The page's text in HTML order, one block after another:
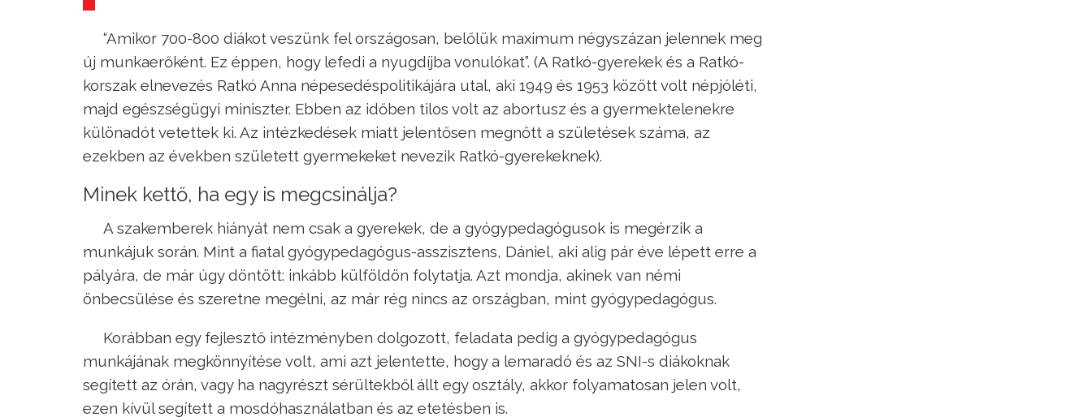
“Amikor 700-800 diákot veszünk fel országosan, belőlük maximum négyszázan jelennek meg
új munkaerőként. Ez éppen, hogy lefedi a nyugdíjba vonulókat”. (A Ratkó-gyerekek és a Ratkó-
korszak elnevezés Ratkó Anna népesedéspolitikájára utal, aki 1949 és 1953 között volt népjóléti,
majd egészségügyi miniszter. Ebben az időben tilos volt az abortusz és a gyermektelenekre
különadót vetettek ki. Az intézkedések miatt jelentősen megnőtt a születések száma, az
ezekben az években született gyermekeket nevezik Ratkó-gyerekeknek).
Minek kettő, ha egy is megcsinálja?
A szakemberek hiányát nem csak a gyerekek, de a gyógypedagógusok is megérzik a
munkájuk során. Mint a fiatal gyógypedagógus-asszisztens, Dániel, aki alig pár éve lépett erre a
pályára, de már úgy döntött: inkább külföldön folytatja. Azt mondja, akinek van némi
önbecsülése és szeretne megélni, az már rég nincs az országban, mint gyógypedagógus.
Korábban egy fejlesztő intézményben dolgozott, feladata pedig a gyógypedagógus
munkájának megkönnyítése volt, ami azt jelentette, hogy a lemaradó és az SNI-s diákoknak
segített az órán, vagy ha nagyrészt sérültekből állt egy osztály, akkor folyamatosan jelen volt,
ezen kívül segített a mosdóhasználatban és az etetésben is.